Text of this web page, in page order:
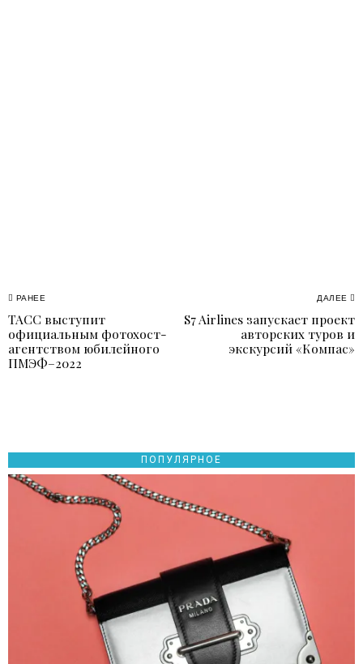
Навигация
по
записям
РАНЕЕ
Previous
post:
ТАСС выступит
официальным фотохост-
агентством юбилейного
ПМЭФ–2022
ДАЛЕЕ
S7 Airlines запускает проект
авторских туров и
экскурсий «Компас»
ПОПУЛЯРНОЕ